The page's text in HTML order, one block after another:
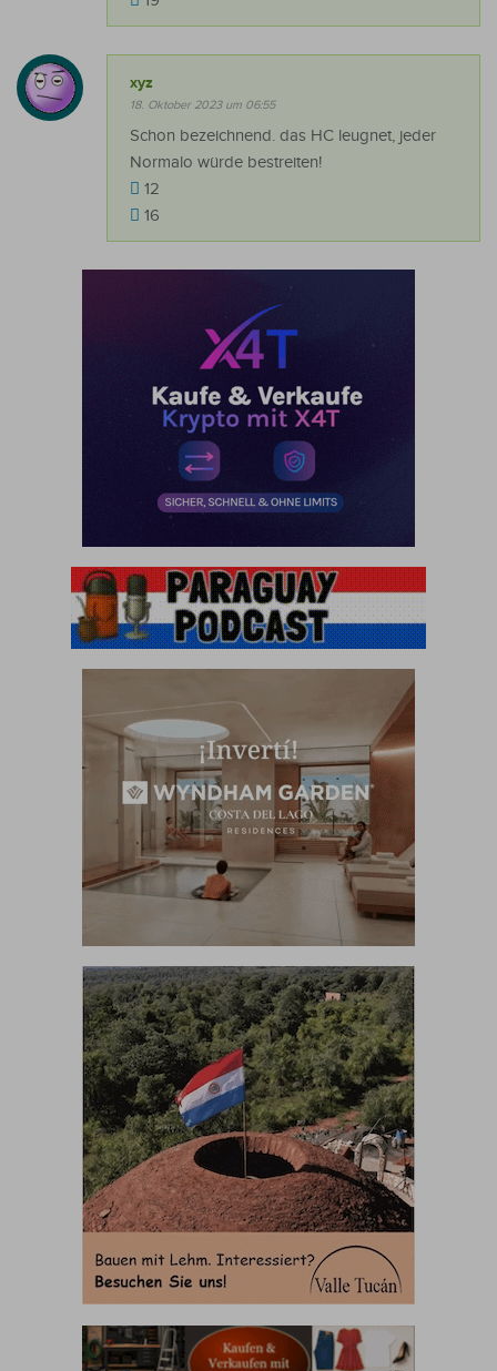
xyz
18. Oktober 2023 um 06:55
Schon bezeichnend. das HC leugnet, jeder
Normalo würde bestreiten!
12
16